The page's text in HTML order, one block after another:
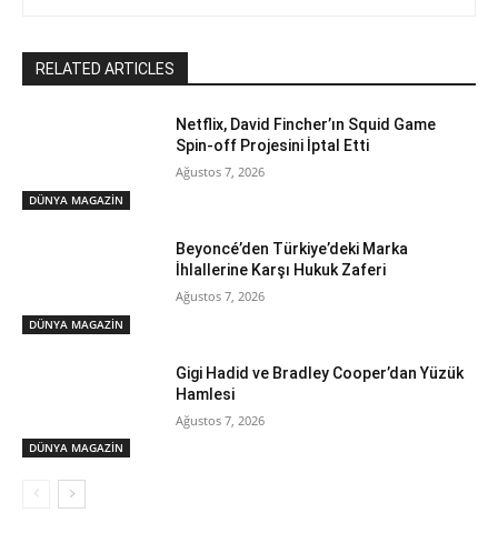
RELATED ARTICLES
DÜNYA MAGAZİN
Netflix, David Fincher’ın Squid Game
Spin-off Projesini İptal Etti
Ağustos 7, 2026
DÜNYA MAGAZİN
Beyoncé’den Türkiye’deki Marka
İhlallerine Karşı Hukuk Zaferi
Ağustos 7, 2026
DÜNYA MAGAZİN
Gigi Hadid ve Bradley Cooper’dan Yüzük
Hamlesi
Ağustos 7, 2026